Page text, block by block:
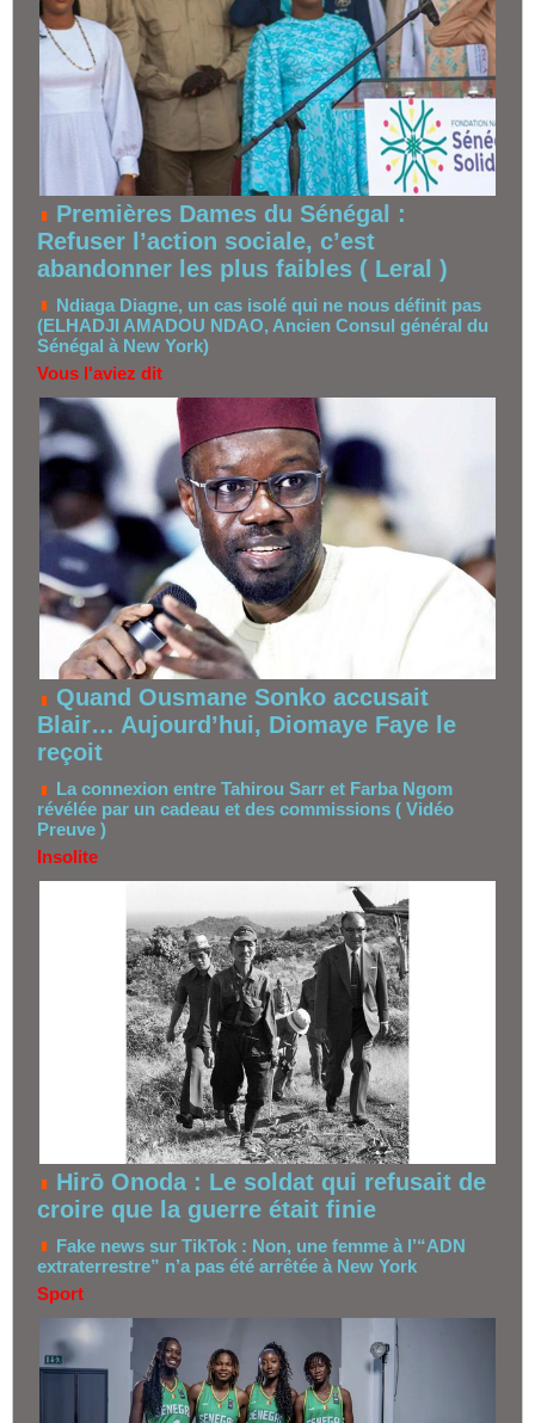
Premières Dames du Sénégal :
Refuser l’action sociale, c’est
abandonner les plus faibles ( Leral )
Ndiaga Diagne, un cas isolé qui ne nous définit pas
(ELHADJI AMADOU NDAO, Ancien Consul général du
Sénégal à New York)
Vous l'aviez dit
Quand Ousmane Sonko accusait
Blair… Aujourd’hui, Diomaye Faye le
reçoit
La connexion entre Tahirou Sarr et Farba Ngom
révélée par un cadeau et des commissions ( Vidéo
Preuve )
Insolite
Hirō Onoda : Le soldat qui refusait de
croire que la guerre était finie
Fake news sur TikTok : Non, une femme à l’“ADN
extraterrestre” n’a pas été arrêtée à New York
Sport